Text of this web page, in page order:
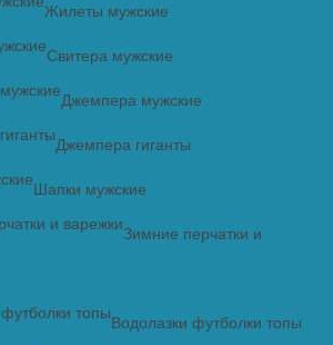
Жилеты мужские
Свитера мужские
Джемпера мужские
Джемпера гиганты
Шапки мужские
Зимние перчатки и
Водолазки футболки топы